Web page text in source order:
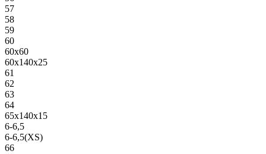
57
58
59
60
60х60
60х140х25
61
62
63
64
65х140х15
6-6,5
6-6,5(XS)
66